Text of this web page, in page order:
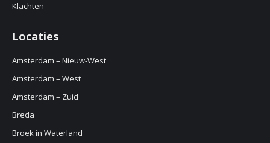
Klachten
Locaties
Amsterdam – Nieuw-West
Amsterdam – West
Amsterdam – Zuid
Breda
Broek in Waterland